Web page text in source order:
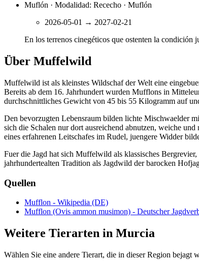
Muflón · Modalidad: Rececho · Muflón
2026-05-01 → 2027-02-21
En los terrenos cinegéticos que ostenten la condición
Über Muffelwild
Muffelwild ist als kleinstes Wildschaf der Welt eine
Bereits ab dem 16. Jahrhundert wurden Mufflons in
durchschnittliches Gewicht von 45 bis 55 Kilogramm auf
Den bevorzugten Lebensraum bilden lichte Mischwaelder
sich die Schalen nur dort ausreichend abnutzen, weiche
eines erfahrenen Leitschafes im Rudel, juengere Widder
Fuer die Jagd hat sich Muffelwild als klassisches
jahrhundertealten Tradition als Jagdwild der barocken
Quellen
Mufflon - Wikipedia (DE)
Mufflon (Ovis ammon musimon) - Deutscher
Weitere Tierarten in Murcia
Wählen Sie eine andere Tierart, die in dieser Region bejagt